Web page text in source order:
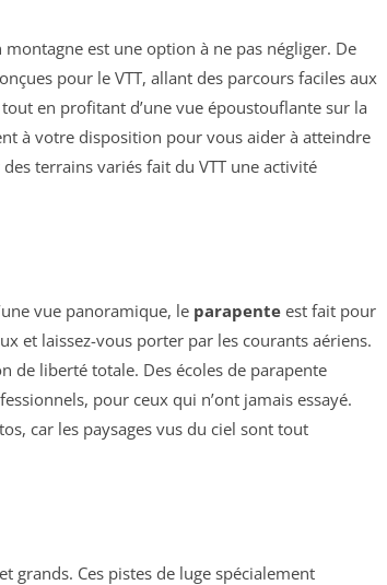
montagne est une option à ne pas négliger. De
pour le VTT, allant des parcours faciles aux
en profitant d’une vue époustouflante sur la
à votre disposition pour vous aider à atteindre
terrains variés fait du VTT une activité
vue panoramique, le parapente est fait pour
et laissez-vous porter par les courants aériens.
de liberté totale. Des écoles de parapente
pour ceux qui n’ont jamais essayé.
car les paysages vus du ciel sont tout
grands. Ces pistes de luge spécialement